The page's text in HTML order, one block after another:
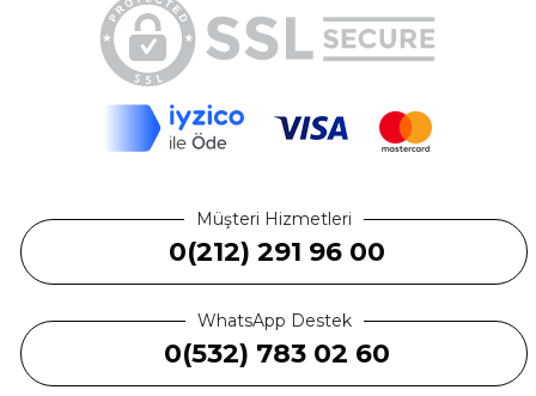
Müşteri Hizmetleri
0(212) 291 96 00
WhatsApp Destek
0(532) 783 02 60